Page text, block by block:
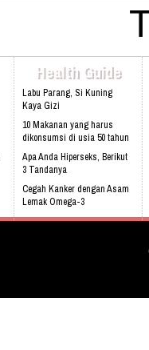
4080
Bbm:
Park, Jl.
To All
Ku
Website Kami
Health Guide
Labu Parang, Si Kuning
Kaya Gizi
10 Makanan yang harus
dikonsumsi di usia 50 tahun
Apa Anda Hiperseks, Berikut
3 Tandanya
Cegah Kanker dengan Asam
Lemak Omega-3
Bahaya Mendengkur